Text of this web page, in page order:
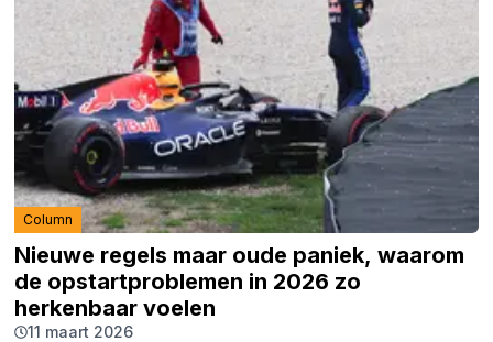
Column
Nieuwe regels maar oude paniek, waarom
de opstartproblemen in 2026 zo
herkenbaar voelen
11 maart 2026